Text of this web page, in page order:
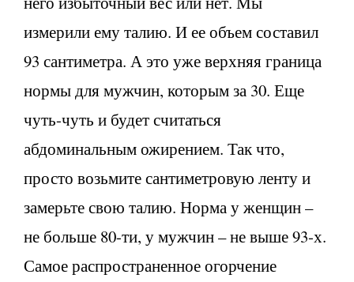
измерили ему талию. И ее объем составил
93 сантиметра. А это уже верхняя граница
нормы для мужчин, которым за 30. Еще
чуть-чуть и будет считаться
абдоминальным ожирением. Так что,
просто возьмите сантиметровую ленту и
замерьте свою талию. Норма у женщин –
не больше 80-ти, у мужчин – не выше 93-х.
Самое распространенное огорчение